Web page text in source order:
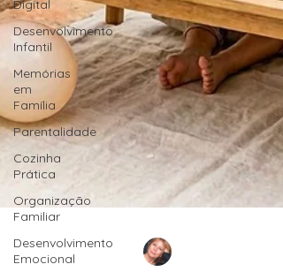
Digital
Desenvolvimento
Infantil
Memórias
em
Família
Parentalidade
Cozinha
Prática
Organização
Familiar
Desenvolvimento
Emocional